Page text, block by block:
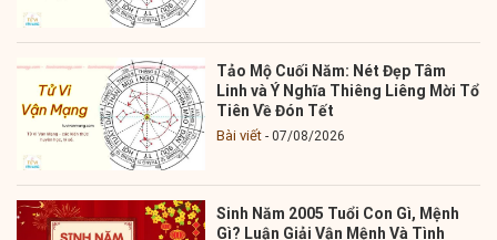
Tảo Mộ Cuối Năm: Nét Đẹp Tâm
Linh và Ý Nghĩa Thiêng Liêng Mời Tổ
Tiên Về Đón Tết
Bài viết 07/08/2026
Sinh Năm 2005 Tuổi Con Gì, Mệnh
Gì? Luận Giải Vận Mệnh Và Tình